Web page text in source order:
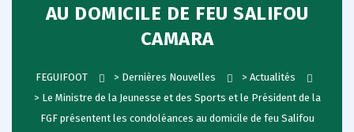
AU DOMICILE DE FEU SALIFOU
CAMARA
FEGUIFOOT > Dernières Nouvelles > Actualités
> Le Ministre de la Jeunesse et des Sports et le Président de la
FGF présentent les condoléances au domicile de feu Salifou